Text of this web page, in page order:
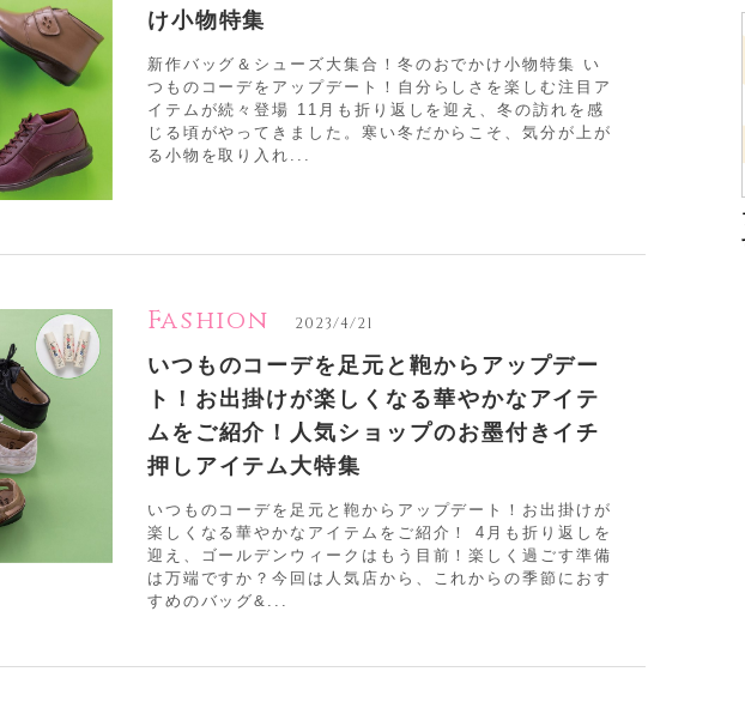
け小物特集
新作バッグ＆シューズ大集合！冬のおでかけ小物特集 い
つものコーデをアップデート！自分らしさを楽しむ注目ア
イテムが続々登場 11月も折り返しを迎え、冬の訪れを感
じる頃がやってきました。寒い冬だからこそ、気分が上が
る小物を取り入れ...
Fashion 2023/4/21
いつものコーデを足元と鞄からアップデー
ト！お出掛けが楽しくなる華やかなアイテ
ムをご紹介！人気ショップのお墨付きイチ
押しアイテム大特集
いつものコーデを足元と鞄からアップデート！お出掛けが
楽しくなる華やかなアイテムをご紹介！ 4月も折り返しを
迎え、ゴールデンウィークはもう目前！楽しく過ごす準備
は万端ですか？今回は人気店から、これからの季節におす
すめのバッグ&...